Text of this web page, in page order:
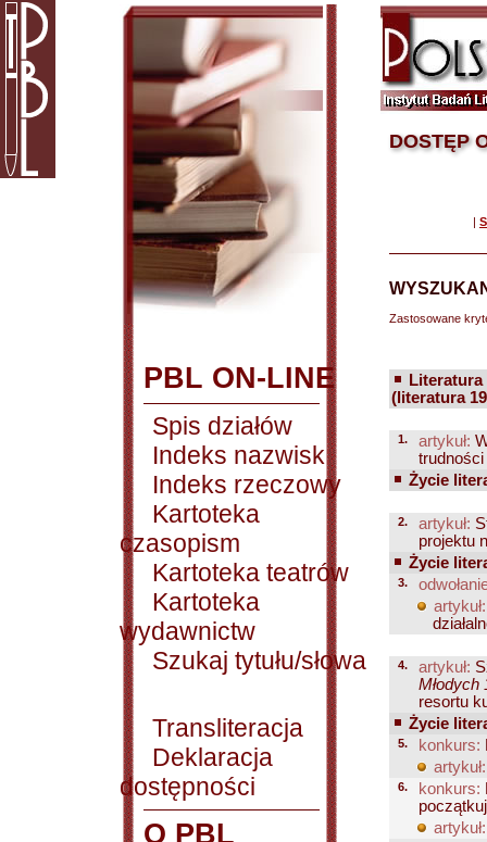
PBL ON-LINE
Spis działów
Indeks nazwisk
Indeks rzeczowy
Kartoteka
czasopism
Kartoteka teatrów
Kartoteka
wydawnictw
Szukaj tytułu/słowa
Transliteracja
Deklaracja
dostępności
O PBL
DOSTĘP
|
Zastosowane
Literatura
(literatura
1. artykuł:
Życie
2. artykuł:
projektu
Życie
3.
artykuł:
4. artykuł:
Młodych
resortu
Życie
5. konkurs:
artykuł:
6. konkurs:
artykuł: